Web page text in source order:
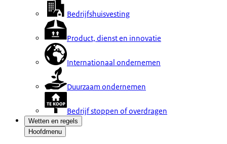
Bedrijfshuisvesting
Product, dienst en innovatie
Internationaal ondernemen
Duurzaam ondernemen
Bedrijf stoppen of overdragen
Wetten en regels
Hoofdmenu